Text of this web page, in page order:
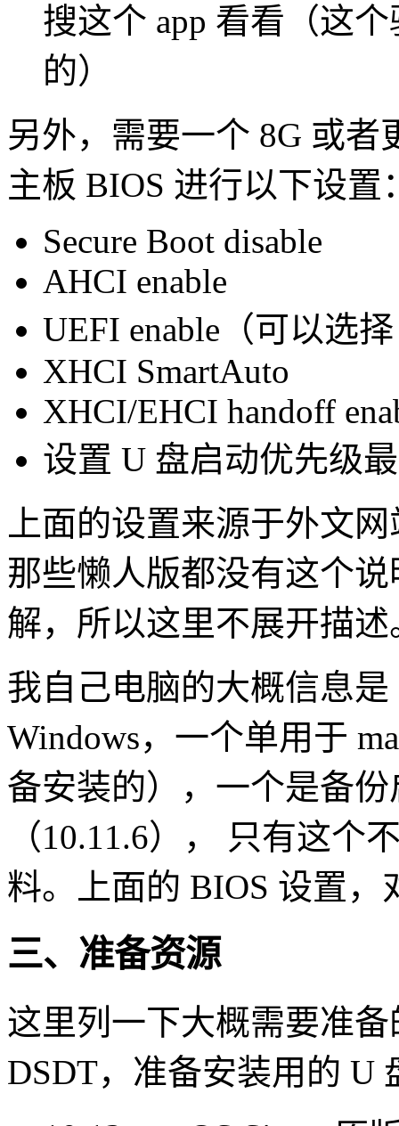
搜这个 app 看看（这
的）
另外，需要一个 8G 或
主板 BIOS 进行以下设置
Secure Boot disable
AHCI enable
UEFI enable（可以选
XHCI SmartAuto
XHCI/EHCI handoff
设置 U 盘启动优先级
上面的设置来源于外文
那些懒人版都没有这个
解，所以这里不展开描述
我自己电脑的大概信息
Windows，一个单用于
备安装的），一个是备份
（10.11.6）， 只有这个
料。上面的 BIOS 设置，
三、准备资源
这里列一下大概需要准
DSDT，准备安装用的 U